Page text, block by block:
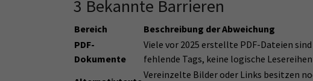
3 Bekannte Barrieren
Bereich Beschreibung der Abweichung
PDF-
Dokumente
Viele vor 2025 erstellte PDF-Dateien
fehlende Tags, keine logische
Vereinzelte Bilder oder Links besitzen